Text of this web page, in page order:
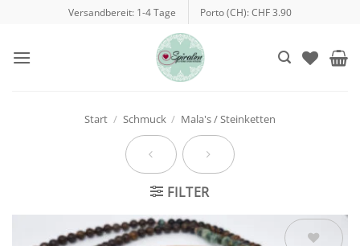
springen
Versandbereit: 1-4 Tage Porto (CH): CHF 3.90
Start / Schmuck / Mala's / Steinketten
FILTER